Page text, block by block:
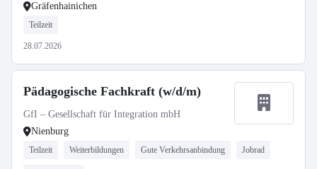
Gräfenhainichen
Teilzeit
28.07.2026
Pädagogische Fachkraft (w/d/m)
GfI – Gesellschaft für Integration mbH
Nienburg
Teilzeit Weiterbildungen Gute Verkehrsanbindung Jobrad